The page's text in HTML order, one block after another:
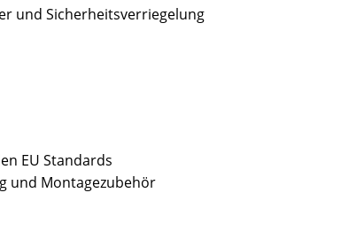
und Sicherheitsverriegelung
EU Standards
und Montagezubehör